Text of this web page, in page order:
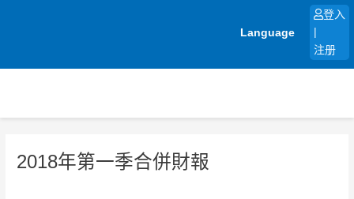
Language
登入
注册
2018年第一季合併財報